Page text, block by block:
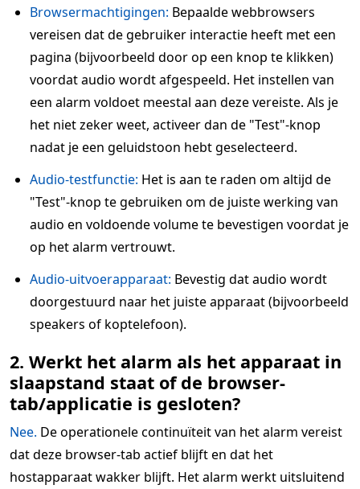
Browsermachtigingen: Bepaalde webbrowsers
vereisen dat de gebruiker interactie heeft met een
pagina (bijvoorbeeld door op een knop te klikken)
voordat audio wordt afgespeeld. Het instellen van
een alarm voldoet meestal aan deze vereiste. Als je
het niet zeker weet, activeer dan de "Test"-knop
nadat je een geluidstoon hebt geselecteerd.
Audio-testfunctie: Het is aan te raden om altijd de
"Test"-knop te gebruiken om de juiste werking van
audio en voldoende volume te bevestigen voordat je
op het alarm vertrouwt.
Audio-uitvoerapparaat: Bevestig dat audio wordt
doorgestuurd naar het juiste apparaat (bijvoorbeeld
speakers of koptelefoon).
2. Werkt het alarm als het apparaat in
slaapstand staat of de browser-
tab/applicatie is gesloten?
Nee. De operationele continuïteit van het alarm vereist
dat deze browser-tab actief blijft en dat het
hostapparaat wakker blijft. Het alarm werkt uitsluitend